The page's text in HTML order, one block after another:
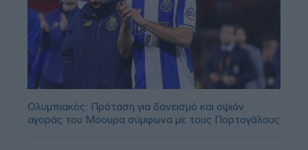
Ολυμπιακός: Πρόταση για δανεισμό και οψιόν
αγοράς του Μόουρα σύμφωνα με τους Πορτογάλους